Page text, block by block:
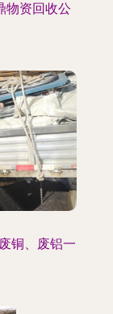
物资回收公
铜、废铝一